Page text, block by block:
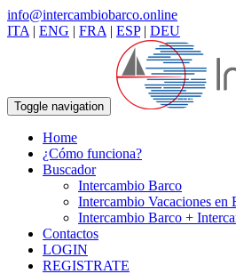
info@intercambiobarco.online
ITA | ENG | FRA | ESP| DEU
Toggle navigation
Home
¿Cómo funciona?
Buscador
Intercambio Barco
Intercambio Vacaciones en
Intercambio Barco +
Contactos
LOGIN
REGISTRATE